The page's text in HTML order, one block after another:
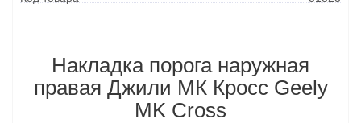
Накладка порога наружная
правая Джили МК Кросс Geely
MK Cross